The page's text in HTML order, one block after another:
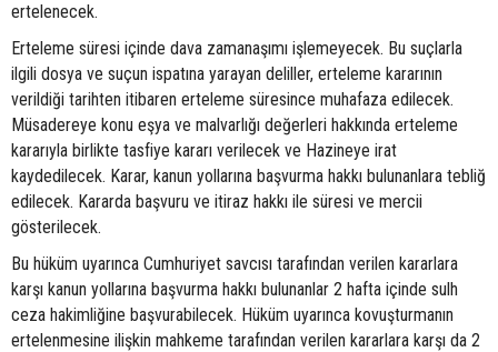
ertelenecek.
Erteleme süresi içinde dava zamanaşımı işlemeyecek. Bu suçlarla
ilgili dosya ve suçun ispatına yarayan deliller, erteleme kararının
verildiği tarihten itibaren erteleme süresince muhafaza edilecek.
Müsadereye konu eşya ve malvarlığı değerleri hakkında erteleme
kararıyla birlikte tasfiye kararı verilecek ve Hazineye irat
kaydedilecek. Karar, kanun yollarına başvurma hakkı bulunanlara tebliğ
edilecek. Kararda başvuru ve itiraz hakkı ile süresi ve mercii
gösterilecek.
Bu hüküm uyarınca Cumhuriyet savcısı tarafından verilen kararlara
karşı kanun yollarına başvurma hakkı bulunanlar 2 hafta içinde sulh
ceza hakimliğine başvurabilecek. Hüküm uyarınca kovuşturmanın
ertelenmesine ilişkin mahkeme tarafından verilen kararlara karşı da 2